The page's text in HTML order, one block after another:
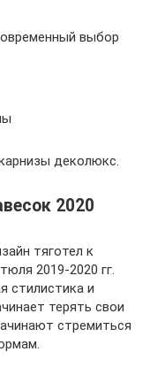
выбор
деколюкс.
2020
тяготел к
2019-2020 гг.
стилистика и
терять свои
стремиться